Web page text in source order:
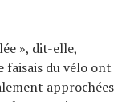
», dit-elle,
faisais du vélo ont
approchées